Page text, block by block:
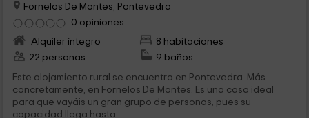
Fornelos De Montes, Pontevedra
0 opiniones
Alquiler íntegro
8 habitaciones
22 personas
9 baños
Este alojamiento rural se encuentra en Pontevedra. Más
concretamente, en Fornelos De Montes. Es una casa ideal
para que vayáis un gran grupo de personas, pues su
capacidad llega hasta...